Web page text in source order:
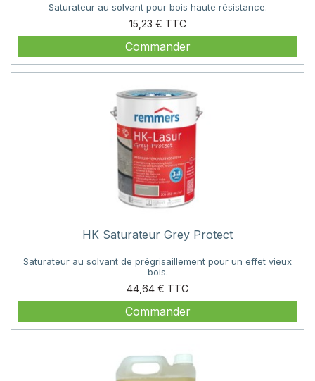
Saturateur au solvant pour bois haute résistance.
15,23 €
Prix
Commander
HK Saturateur Grey Protect
Saturateur au solvant de prégrisaillement pour un effet vieux
bois.
44,64 €
Prix
Commander